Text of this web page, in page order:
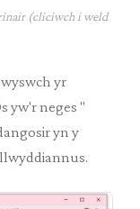
(cliciwch i weld
yr
yw'r neges "
yn y